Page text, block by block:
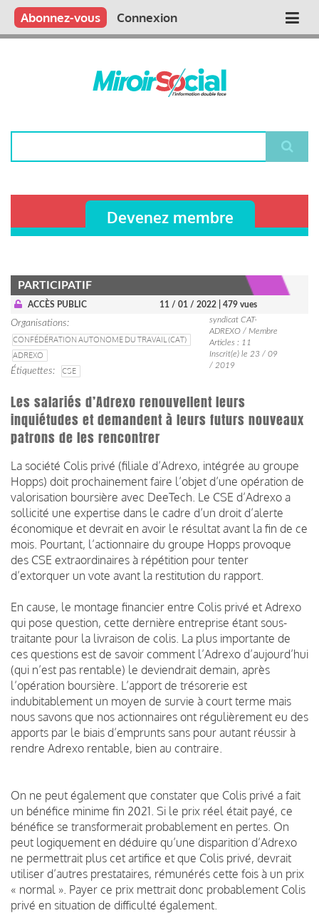
Aller
contenu
Main
Qui sommes nous ?
Vous publiez
Nous publions
Contactez-nous
Abonnez-vous Connexion
Devenez membre
PARTICIPATIF
ACCÈS PUBLIC 11 / 01 / 2022 | 479 vues
Organisations
CONFÉDÉRATION AUTONOME DU TRAVAIL (CAT)
ADREXO
Étiquettes
CSE
syndicat CAT-
ADREXO / Membre
Articles : 11
Inscrit(e) le 23 / 09
/ 2019
Les salariés d’Adrexo renouvellent leurs
inquiétudes et demandent à leurs futurs nouveaux
patrons de les rencontrer
La société Colis privé (filiale d’Adrexo, intégrée au groupe
Hopps) doit prochainement faire l’objet d’une opération de
valorisation boursière avec DeeTech. Le CSE d’Adrexo a
sollicité une expertise dans le cadre d’un droit d’alerte
économique et devrait en avoir le résultat avant la fin de ce
mois. Pourtant, l’actionnaire du groupe Hopps provoque
des CSE extraordinaires à répétition pour tenter
d’extorquer un vote avant la restitution du rapport.
En cause, le montage financier entre Colis privé et Adrexo
qui pose question, cette dernière entreprise étant sous-
traitante pour la livraison de colis. La plus importante de
ces questions est de savoir comment l’Adrexo d’aujourd’hui
(qui n’est pas rentable) le deviendrait demain, après
l’opération boursière. L’apport de trésorerie est
indubitablement un moyen de survie à court terme mais
nous savons que nos actionnaires ont régulièrement eu des
apports par le biais d’emprunts sans pour autant réussir à
rendre Adrexo rentable, bien au contraire.
On ne peut également que constater que Colis privé a fait
un bénéfice minime fin 2021. Si le prix réel était payé, ce
bénéfice se transformerait probablement en pertes. On
peut logiquement en déduire qu’une disparition d’Adrexo
ne permettrait plus cet artifice et que Colis privé, devrait
utiliser d’autres prestataires, rémunérés cette fois à un prix
« normal ». Payer ce prix mettrait donc probablement Colis
privé en situation de difficulté également.